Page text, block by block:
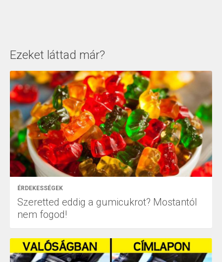
Ezeket láttad már?
ÉRDEKESSÉGEK
Szeretted eddig a gumicukrot? Mostantól
nem fogod!